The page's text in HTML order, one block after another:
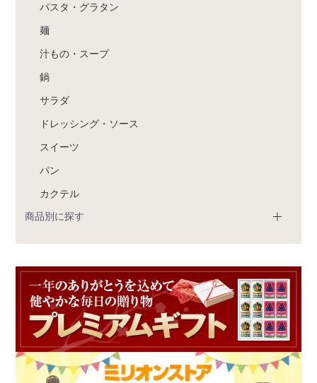
パスタ・グラタン
麺
汁もの・スープ
鍋
サラダ
ドレッシング・ソース
スイーツ
パン
カクテル
商品別に探す